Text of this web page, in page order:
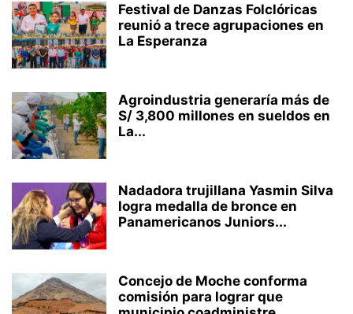
Festival de Danzas Folclóricas
reunió a trece agrupaciones en
La Esperanza
Agroindustria generaría más de
S/ 3,800 millones en sueldos en
La...
Nadadora trujillana Yasmin Silva
logra medalla de bronce en
Panamericanos Juniors...
Concejo de Moche conforma
comisión para lograr que